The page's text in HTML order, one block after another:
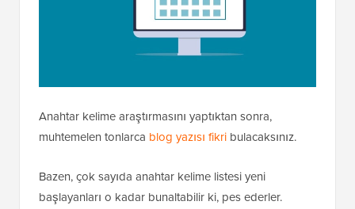
Anahtar kelime araştırmasını yaptıktan sonra,
muhtemelen tonlarca blog yazısı fikri bulacaksınız.
Bazen, çok sayıda anahtar kelime listesi yeni
başlayanları o kadar bunaltabilir ki, pes ederler.